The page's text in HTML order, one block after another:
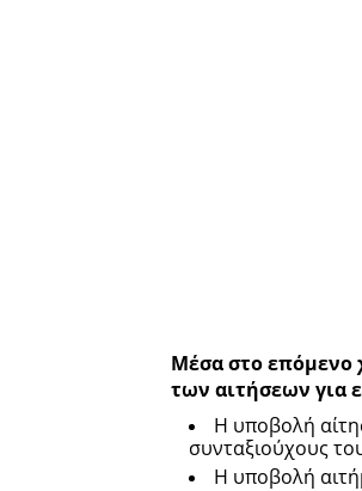
Μέσα στο επόμενο
των αιτήσεων για
Η υποβολή
συνταξιούχους
Η υποβολή